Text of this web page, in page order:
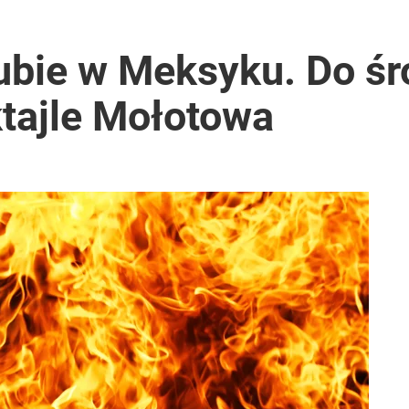
o przywróceniu CPN
wołyńskiej
w Meksyku. Do
Mołotowa